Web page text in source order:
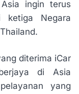
ingin terus
ketiga Negara
diterima iCar
di Asia
yang